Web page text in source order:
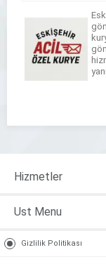
Hizmetler
Ust Menu
Gizlilik Politikası